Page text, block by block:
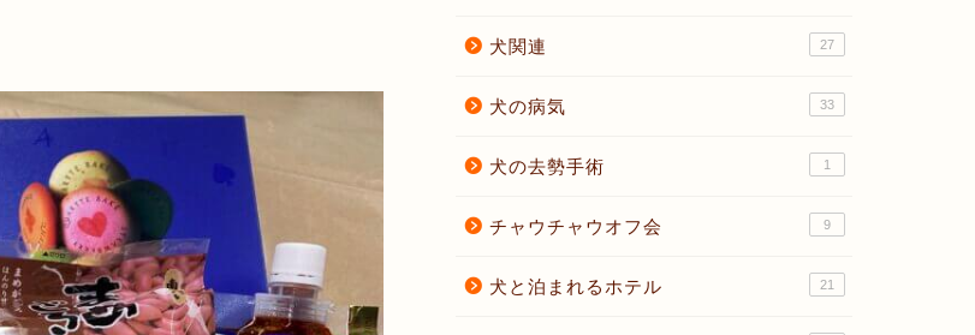
犬関連 27
犬の病気 33
犬の去勢手術 1
チャウチャウオフ会 9
犬と泊まれるホテル 21